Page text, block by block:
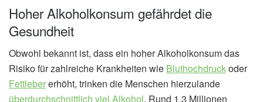
Hoher Alkoholkonsum gefährdet die
Gesundheit
Obwohl bekannt ist, dass ein hoher Alkoholkonsum das
Risiko für zahlreiche Krankheiten wie Bluthochdruckoder
Fettlebererhöht, trinken die Menschen hierzulande
überdurchschnittlich viel Alkohol. Rund 1,3 Millionen